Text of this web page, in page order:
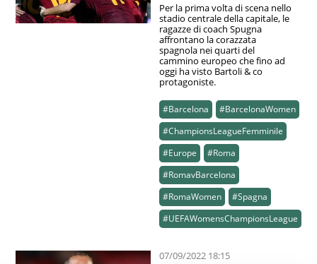
Per la prima volta di scena nello
stadio centrale della capitale, le
ragazze di coach Spugna
affrontano la corazzata
spagnola nei quarti del
cammino europeo che fino ad
oggi ha visto Bartoli & co
protagoniste.
#Barcelona
#BarcelonaWomen
#ChampionsLeagueFemminile
#Europe
#Roma
#RomavBarcelona
#RomaWomen
#Spagna
#UEFAWomensChampionsLeague
07/09/2022 18:15